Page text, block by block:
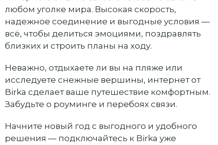
любом уголке мира. Высокая скорость,
надежное соединение и выгодные условия —
всё, чтобы делиться эмоциями, поздравлять
близких и строить планы на ходу.
Неважно, отдыхаете ли вы на пляже или
исследуете снежные вершины, интернет от
Birka сделает ваше путешествие комфортным.
Забудьте о роуминге и перебоях связи.
Начните новый год с выгодного и удобного
решения — подключайтесь к Birka уже